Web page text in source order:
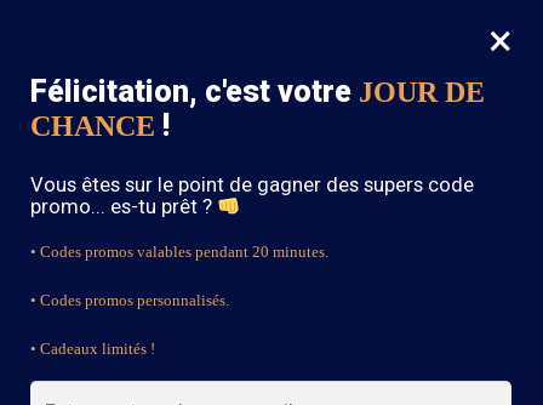
0
SOLDES : -15% sur toute la boutique avec le code « BOHEME15 »
×
Félicitation, c'est votre JOUR DE
CHANCE !
Vous êtes sur le point de gagner des supers code
promo... es-tu prêt ?
• Codes promos valables pendant 20 minutes.
• Codes promos personnalisés.
• Cadeaux limités !